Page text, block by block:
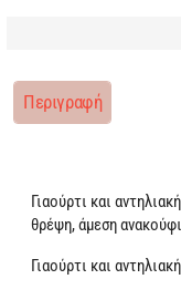
Περιγραφή
Γιαούρτι και
θρέψη, άμεση
Γιαούρτι και